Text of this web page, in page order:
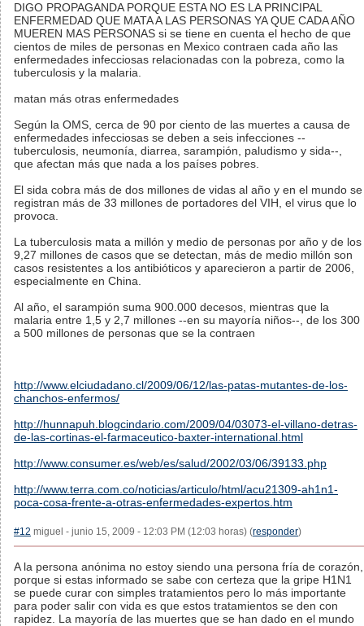
DIGO PROPAGANDA PORQUE ESTA NO ES LA PRINCIPAL
ENFERMEDAD QUE MATA A LAS PERSONAS YA QUE CADA AÑO
MUEREN MAS PERSONAS si se tiene en cuenta el hecho de que
cientos de miles de personas en Mexico contraen cada año las
enfermedades infecciosas relacionadas con la pobreza, como la
tuberculosis y la malaria.
matan más otras enfermedades
Según la OMS, cerca de 90 por ciento de las muertes a causa de
enfermedades infecciosas se deben a seis infecciones --
tuberculosis, neumonía, diarrea, sarampión, paludismo y sida--,
que afectan más que nada a los países pobres.
El sida cobra más de dos millones de vidas al año y en el mundo se
registran más de 33 millones de portadores del VIH, el virus que lo
provoca.
La tuberculosis mata a millón y medio de personas por año y de los
9,27 millones de casos que se detectan, más de medio millón son
casos resistentes a los antibióticos y aparecieron a partir de 2006,
especialmente en China.
Al año, el sarampión suma 900.000 decesos, mientras que la
malaria entre 1,5 y 2,7 millones --en su mayoría niños--, de los 300
a 500 millones de personas que se la contraen
http://www.elciudadano.cl/2009/06/12/las-patas-mutantes-de-los-
chanchos-enfermos/
http://hunnapuh.blogcindario.com/2009/04/03073-el-villano-detras-
de-las-cortinas-el-farmaceutico-baxter-international.html
http://www.consumer.es/web/es/salud/2002/03/06/39133.php
http://www.terra.com.co/noticias/articulo/html/acu21309-ah1n1-
poca-cosa-frente-a-otras-enfermedades-expertos.htm
#12 miguel - junio 15, 2009 - 12:03 PM (12:03 horas) (responder)
A la persona anónima no estoy siendo una persona fría de corazón,
porque si estas informado se sabe con certeza que la gripe H1N1
se puede curar con simples tratamientos pero lo más importante
para poder salir con vida es que estos tratamientos se den con
rapidez. La mayoría de las muertes que se han dado en el mundo